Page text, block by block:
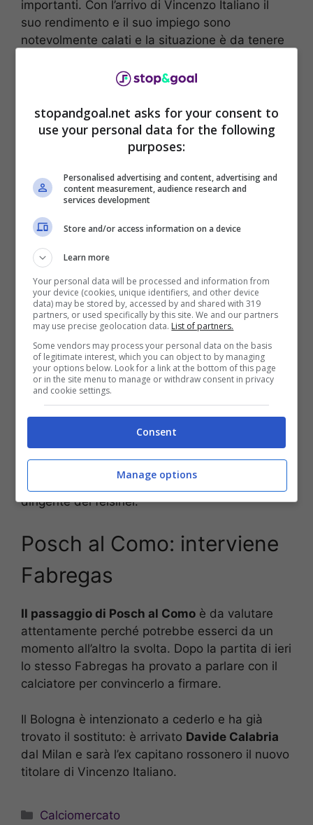
importanti. Con l’arrivo di Vincenzo Italiano il
suo rendimento e il suo impiego sono
notevolmente calati e la situazione è da tenere
cambiamenti immediati.
Secondo quanto riferisce TMW,c’è ilComo
sulle tracce di Stefan Posch.La squadra di
Cesc Fabregas è alla ricerca di un nuovo
difensore duttile e capace di fare la differenza
ad alte intesità.
Il Como è molto interessato a Posch e lo
acquisterebbe“, ha rivelato ieriDi Vaioa DAZN
prima della gara vinta dal Bologna proprio
contro i comaschi. “Il ragazzo preferirebbe
tornare in Germania ma la formula non è quella
“, ha poi concluso il
dirigente dei felsinei.
Posch al Como: interviene
Fabregas
Il passaggio di Posch al Como è da valutare
attentamente perché potrebbe esserci da un
momento all’altro la svolta. Dopo la partita di ieri
lo stesso Fabregas ha provato a parlare con il
calciatore per convincerlo a firmare.
Il Bologna è intenzionato a cederlo e ha già
trovato il sostituto: è arrivato Davide Calabria
dal Milan e sarà l’ex capitano rossonero il nuovo
titolare di Vincenzo Italiano.
Categorie
Calciomercato
stopandgoal.net asks for your consent to
use your personal data for the following
purposes:
Personalised advertising and content, advertising and
content measurement, audience research and
services development
Store and/or access information on a device
Learn more
Your personal data will be processed and information from
your device (cookies, unique identifiers, and other device
data) may be stored by, accessed by and shared with 319
partners, or used specifically by this site. We and our partners
may use precise geolocation data. List of partners.
Some vendors may process your personal data on the basis
of legitimate interest, which you can object to by managing
your options below. Look for a link at the bottom of this page
or in the site menu to manage or withdraw consent in privacy
and cookie settings.
Consent
Manage options